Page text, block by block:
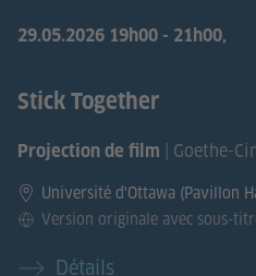
29.05.2026 19h00 - 21h00,
Stick Together
Projection de film | Goethe-
Université d'Ottawa (Pavillon
Version originale avec sous-
Détails